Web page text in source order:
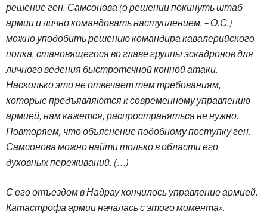
решение ген. Самсонова (о решении покинуть штаб
армии и лично командовать наступлением. – О.С.)
можно уподобить решению командира кавалерийского
полка, становящегося во главе группы эскадронов для
личного ведения быстротечной конной атаки.
Насколько это не отвечает тем требованиям,
которые предъявляются к современному управлению
армией, нам кажется, распространяться не нужно.
Повторяем, что объяснение подобному поступку ген.
Самсонова можно найти только в области его
духовных переживаний. (…)
С его отъездом в Надрау кончилось управление армией.
Катастрофа армии началась с этого момента».